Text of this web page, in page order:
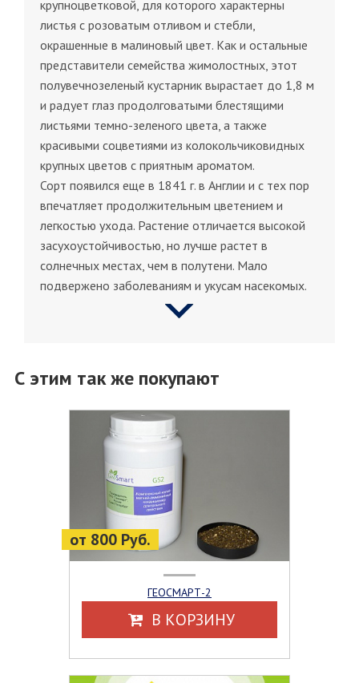
крупноцветковой, для которого характерны
листья с розоватым отливом и стебли,
окрашенные в малиновый цвет. Как и остальные
представители семейства жимолостных, этот
полувечнозеленый кустарник вырастает до 1,8 м
и радует глаз продолговатыми блестящими
листьями темно-зеленого цвета, а также
красивыми соцветиями из колокольчиковидных
крупных цветов с приятным ароматом.
Сорт появился еще в 1841 г. в Англии и с тех пор
впечатляет продолжительным цветением и
легкостью ухода. Растение отличается высокой
засухоустойчивостью, но лучше растет в
солнечных местах, чем в полутени. Мало
подвержено заболеваниям и укусам насекомых.
С этим так же покупают
от 800 Руб.
ГЕОСМАРТ-2
В КОРЗИНУ